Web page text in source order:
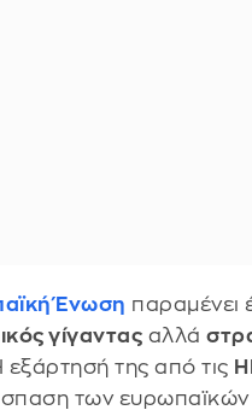
Ένωση παραμένει
γίγαντας αλλά
εξάρτησή της από τις
των ευρωπαϊκών